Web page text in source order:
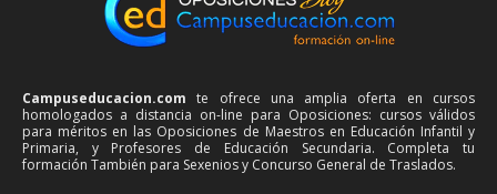
Campuseducacion.com te ofrece una amplia oferta en cursos
homologados a distancia on-line para Oposiciones: cursos válidos
para méritos en las Oposiciones de Maestros en Educación Infantil y
Primaria, y Profesores de Educación Secundaria. Completa tu
formación También para Sexenios y Concurso General de Traslados.